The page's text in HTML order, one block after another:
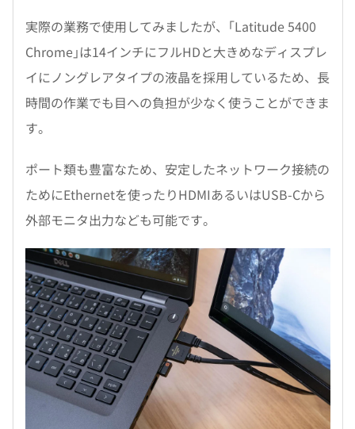
実際の業務で使用してみましたが、｢Latitude 5400
Chrome｣は14インチにフルHDと大きめなディスプレ
イにノングレアタイプの液晶を採用しているため、長
時間の作業でも目への負担が少なく使うことができま
す。
ポート類も豊富なため、安定したネットワーク接続の
ためにEthernetを使ったりHDMIあるいはUSB-Cから
外部モニタ出力なども可能です。